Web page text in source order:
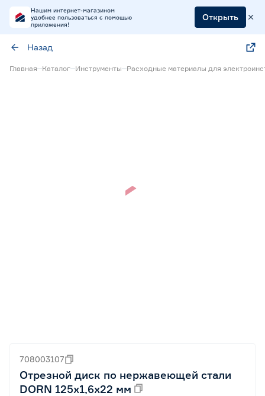
Нашим интернет-магазином
удобнее пользоваться с помощью
приложения!
Открыть
Назад
Главная Каталог Инструменты Расходные материалы для
708003107
Отрезной диск по нержавеющей стали
DORN 125x1,6x22 мм